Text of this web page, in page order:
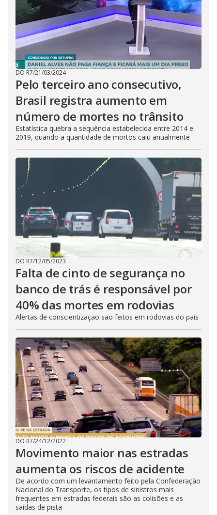
DO R7/21/03/2024
Pelo terceiro ano consecutivo,
Brasil registra aumento em
número de mortes no trânsito
Estatística quebra a sequência estabelecida entre 2014 e
2019, quando a quantidade de mortos caiu anualmente
DO R7/12/05/2023
Falta de cinto de segurança no
banco de trás é responsável por
40% das mortes em rodovias
Alertas de conscientização são feitos em rodovias do país
DO R7/24/12/2022
Movimento maior nas estradas
aumenta os riscos de acidente
De acordo com um levantamento feito pela Confederação
Nacional do Transporte, os tipos de sinistros mais
frequentes em estradas federais são as colisões e as
saídas de pista